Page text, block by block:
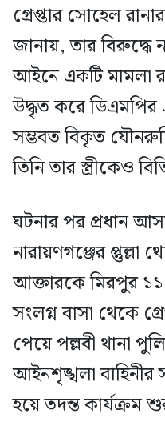
গ্রেপ্তার সোহেল
জানায়, তার বিরুদ্ধে
আইনে একটি মামলা
উদ্ধৃত করে ডিএমপির
সম্ভবত বিকৃত
তিনি তার স্ত্রীকেও
ঘটনার পর প্রধান
নারায়ণগঞ্জের প্তুল্লা
আক্তারকে মিরপুর ১১
সংলগ্ন বাসা থেকে
পেয়ে পল্লবী থানা
আইনশৃঙ্খলা বাহিনীর
হয়ে তদন্ত কার্যক্রম